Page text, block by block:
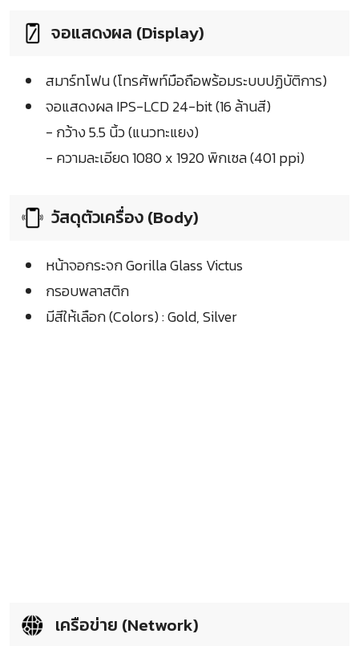
จอแสดงผล (Display)
สมาร์ทโฟน (โทรศัพท์มือถือพร้อมระบบปฏิบัติการ)
จอแสดงผล IPS-LCD 24-bit (16 ล้านสี)
- กว้าง 5.5 นิ้ว (แนวทะแยง)
- ความละเอียด 1080 x 1920 พิกเซล (401 ppi)
วัสดุตัวเครื่อง (Body)
หน้าจอกระจก Gorilla Glass Victus
กรอบพลาสติก
มีสีให้เลือก (Colors) : Gold, Silver
เครือข่าย (Network)